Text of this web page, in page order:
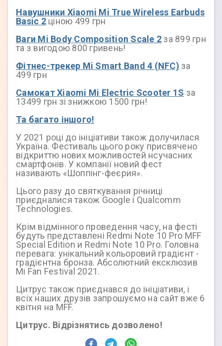
Навушники Xiaomi Mi True Wireless Earbuds
Basic 2ціною 499 грн
Ваги Mi Body Composition Scale 2за 899 грн
та з вигодою 800 гривень!
Фітнес-трекер Mi Smart Band 4 (NFC) за
499 грн
Самокат Xiaomi Mi Electric Scooter 1S за
13499 грн зі знижкою 1500 грн!
Та багато іншого!
У 2021 році до ініціативи також долучилася
Україна. Фестиваль цього року присвячено
відкриттю нових можливостей нсучасних
смартфонів. У компанії новий фест
називають «Шоппінг-феєрия».
Цього разу до святкування річниці
приєдналися також Google і Qualcomm
Technologies.
Крім відмінного проведення часу, на фесті
будуть представлені Redmi Note 10 Pro MFF
Special Edition и Redmi Note 10 Pro. Головна
перевага: унікальний кольоровий градієнт -
градієнтна бронза. Абсолютний ексклюзив
Mi Fan Festival 2021.
Цитрус також приєднався до ініціативи, і
всіх наших друзів запрошуємо на сайт вже 6
квітня на MFF.
Цитрус. Вiдрiзнятись дозволено!